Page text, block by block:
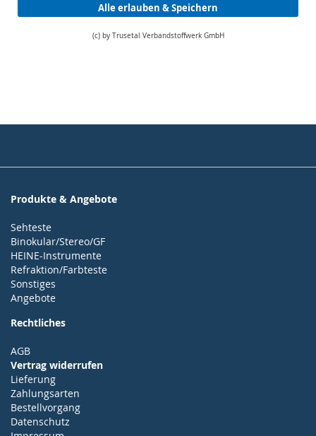
Alle erlauben & Speichern
(c) by Trusetal Verbandstoffwerk GmbH
Produkte & Angebote
Sehteste
Binokular/Stereo/GF
HEINE-Instrumente
Refraktion/Farbteste
Sonstiges
Angebote
Rechtliches
AGB
Vertrag widerrufen
Lieferung
Zahlungsarten
Bestellvorgang
Datenschutz